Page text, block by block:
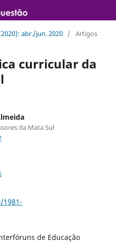
abr./jun. 2020 / Artigos
curricular da
da Mata Sul
de Educação